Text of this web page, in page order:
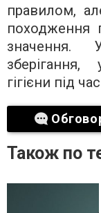
правилом,
походження
значення.
гігієни під
Також по